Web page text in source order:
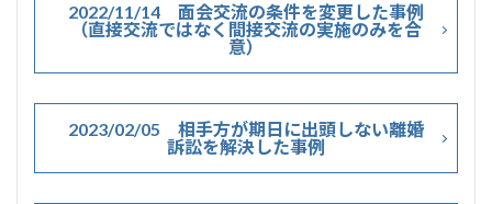
2022/11/14 面会交流の条件を変更した事例
（直接交流ではなく間接交流の実施のみを合
意）
2023/02/05 相手方が期日に出頭しない離婚
訴訟を解決した事例